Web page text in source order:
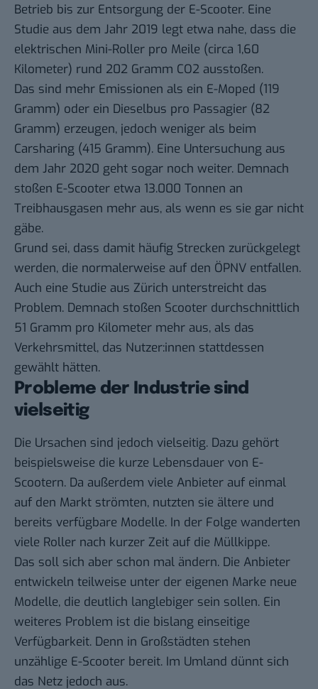
Betrieb bis zur Entsorgung der E-Scooter. Eine
Studie aus dem Jahr 2019 legt etwa nahe, dass die
elektrischen Mini-Roller pro Meile (circa 1,60
Kilometer) rund 202 Gramm CO2 ausstoßen.
Das sind mehr Emissionen als ein E-Moped (119
Gramm) oder ein Dieselbus pro Passagier (82
Gramm) erzeugen, jedoch weniger als beim
Carsharing (415 Gramm). Eine Untersuchung aus
dem Jahr 2020 geht sogar noch weiter. Demnach
stoßen E-Scooter etwa 13.000 Tonnen an
Treibhausgasen mehr aus, als wenn es sie gar nicht
gäbe.
Grund sei, dass damit häufig Strecken zurückgelegt
werden, die normalerweise auf den ÖPNV entfallen.
Auch eine Studie aus Zürich unterstreicht das
Problem. Demnach stoßen Scooter durchschnittlich
51 Gramm pro Kilometer mehr aus, als das
Verkehrsmittel, das Nutzer:innen stattdessen
gewählt hätten.
Probleme der Industrie sind
vielseitig
Die Ursachen sind jedoch vielseitig. Dazu gehört
beispielsweise die kurze Lebensdauer von E-
Scootern. Da außerdem viele Anbieter auf einmal
auf den Markt strömten, nutzten sie ältere und
bereits verfügbare Modelle. In der Folge wanderten
viele Roller nach kurzer Zeit auf die Müllkippe.
Das soll sich aber schon mal ändern. Die Anbieter
entwickeln teilweise unter der eigenen Marke neue
Modelle, die deutlich langlebiger sein sollen. Ein
weiteres Problem ist die bislang einseitige
Verfügbarkeit. Denn in Großstädten stehen
unzählige E-Scooter bereit. Im Umland dünnt sich
das Netz jedoch aus.